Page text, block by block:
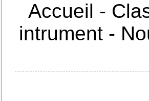
Accueil -
intrument -